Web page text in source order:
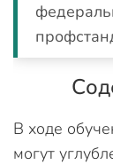
В ходе
могут